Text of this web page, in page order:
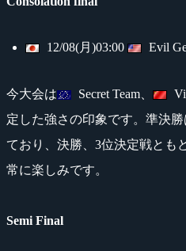
12/08(月)03:00 Evil
今大会は Secret Team、
定した強さの印象です。準決
ており、決勝、3位決定戦とも
常に楽しみです。
Semi Final